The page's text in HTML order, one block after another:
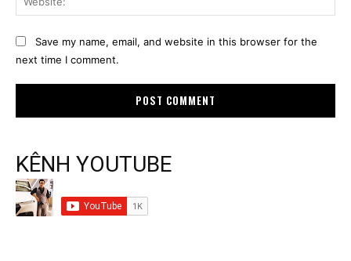
Save my name, email, and website in this browser for the
next time I comment.
KÊNH YOUTUBE